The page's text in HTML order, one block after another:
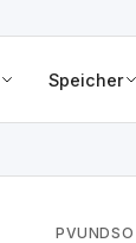
Speicher
PVUNDSO